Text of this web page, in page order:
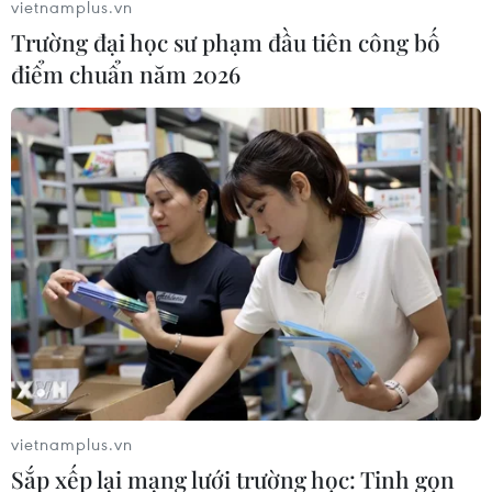
điểm và đây là mức đóng cửa kỷ lục thứ ba liên tiếp
của hai chỉ số này.
Chứng khoán Mỹ lập kỷ lục mới, chỉ số
vietnamplus.vn
Trường đại học sư phạm đầu tiên công bố
điểm chuẩn năm 2026
vietnamplus.vn
Sắp xếp lại mạng lưới trường học: Tinh gọn